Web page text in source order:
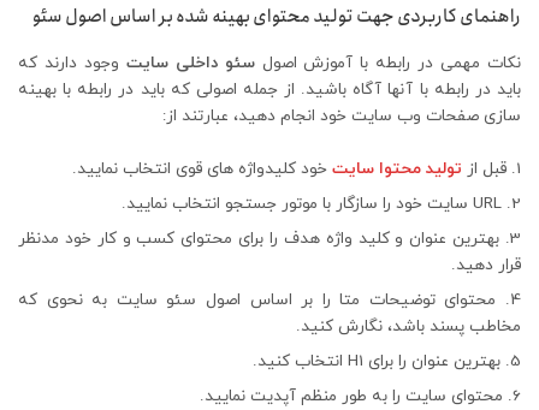
راهنمای کاربردی جهت تولید محتوای بهینه شده بر اساس اصول سئو
نکات مهمی در رابطه با آموزش اصولسئو داخلی سایت وجود دارند که
باید در رابطه با آنها آگاه باشید. از جمله اصولی که باید در رابطه با بهینه
سازی صفحات وب سایت خود انجام دهید، عبارتند از:
قبل از تولید محتوا سایت خود کلیدواژه های قوی انتخاب نمایید.
URL سایت خود را سازگار با موتور جستجو انتخاب نمایید.
بهترین عنوان و کلید واژه هدف را برای محتوای کسب و کار خود مدنظر
قرار دهید.
محتوای توضیحات متا را بر اساس اصول سئو سایت به نحوی که
مخاطب پسند باشد، نگارش کنید.
بهترین عنوان را برای H1 انتخاب کنید.
محتوای سایت را به طور منظم آپدیت نمایید.